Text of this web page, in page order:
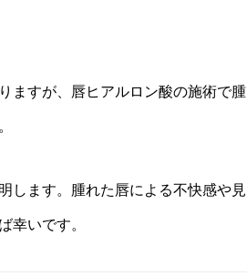
ますが、唇ヒアルロン酸の施術で腫
します。腫れた唇による不快感や見
幸いです。